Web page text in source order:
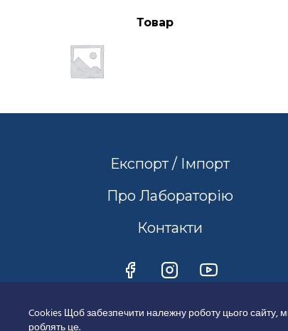
Товар
Експорт / Імпорт
Про Лабораторію
Контакти
Cookies Щоб забезпечити належну роботу цього сайту,